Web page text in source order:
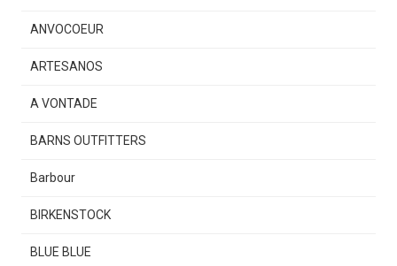
ANVOCOEUR
ARTESANOS
A VONTADE
BARNS OUTFITTERS
Barbour
BIRKENSTOCK
BLUE BLUE